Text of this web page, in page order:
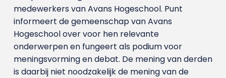
medewerkers van Avans Hoge­school. Punt
informeert de gemeenschap van Avans
Hogeschool over voor hen relevante
onderwerpen en fungeert als podium voor
meningsvorming en debat. De mening van derden
is daarbij niet noodzakelijk de mening van de